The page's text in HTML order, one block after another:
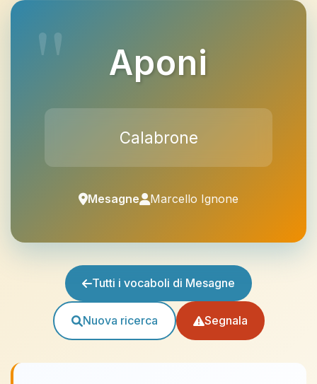
Aponi
Calabrone
Mesagne Marcello Ignone
Tutti i vocaboli di Mesagne
Nuova ricerca Segnala